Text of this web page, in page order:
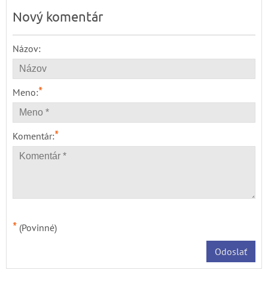
Nový komentár
Názov:
Meno:*
Komentár:*
* (Povinné)
Odoslať